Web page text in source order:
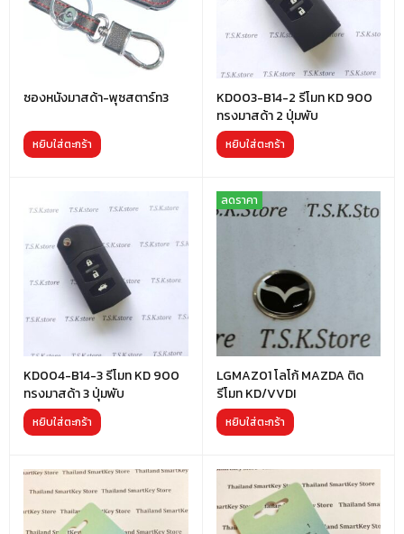
ซองหนังมาสด้า-พุซสตาร์ท3
หยิบใส่ตะกร้า
KD003-B14-2 รีโมท KD 900
ทรงมาสด้า 2 ปุ่มพับ
หยิบใส่ตะกร้า
KD004-B14-3 รีโมท KD 900
ทรงมาสด้า 3 ปุ่มพับ
หยิบใส่ตะกร้า
ลดราคา
LGMAZ01 โลโก้ MAZDA ติด
รีโมท KD/VVDI
หยิบใส่ตะกร้า